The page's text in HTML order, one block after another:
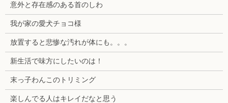
意外と存在感のある首のしわ
我が家の愛犬チョコ様
放置すると悲惨な汚れが体にも。。。
新生活で味方にしたいのは！
末っ子わんこのトリミング
楽しんでる人はキレイだなと思う